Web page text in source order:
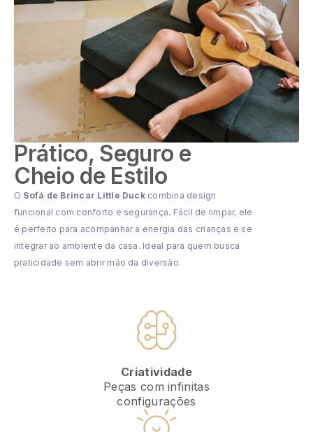
Prático, Seguro e
Cheio de Estilo
O Sofá de Brincar Little Duckcombina design
funcional com conforto e segurança. Fácil de limpar, ele
é perfeito para acompanhar a energia das crianças e se
integrar ao ambiente da casa. Ideal para quem busca
praticidade sem abrir mão da diversão.
Criatividade
Peças com infinitas
configurações